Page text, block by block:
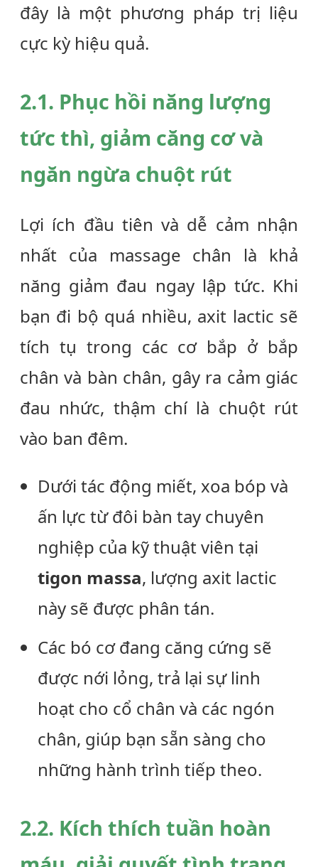
đây là một phương pháp trị liệu
cực kỳ hiệu quả.
2.1. Phục hồi năng lượng
tức thì, giảm căng cơ và
ngăn ngừa chuột rút
Lợi ích đầu tiên và dễ cảm nhận
nhất của massage chân là khả
năng giảm đau ngay lập tức. Khi
bạn đi bộ quá nhiều, axit lactic sẽ
tích tụ trong các cơ bắp ở bắp
chân và bàn chân, gây ra cảm giác
đau nhức, thậm chí là chuột rút
vào ban đêm.
Dưới tác động miết, xoa bóp và
ấn lực từ đôi bàn tay chuyên
nghiệp của kỹ thuật viên tại
tigon massa, lượng axit lactic
này sẽ được phân tán.
Các bó cơ đang căng cứng sẽ
được nới lỏng, trả lại sự linh
hoạt cho cổ chân và các ngón
chân, giúp bạn sẵn sàng cho
những hành trình tiếp theo.
2.2. Kích thích tuần hoàn